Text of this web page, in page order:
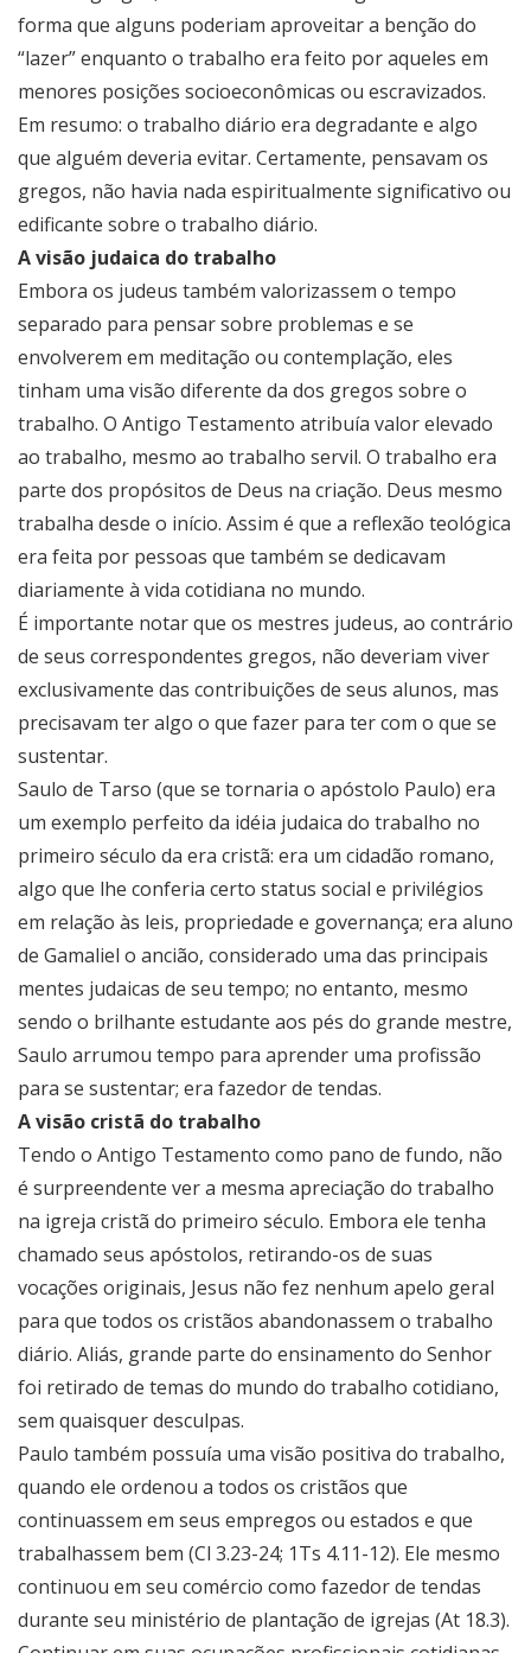
forma que alguns poderiam aproveitar a benção do
“lazer” enquanto o trabalho era feito por aqueles em
menores posições socioeconômicas ou escravizados.
Em resumo: o trabalho diário era degradante e algo
que alguém deveria evitar. Certamente, pensavam os
gregos, não havia nada espiritualmente significativo ou
edificante sobre o trabalho diário.
A visão judaica do trabalho
Embora os judeus também valorizassem o tempo
separado para pensar sobre problemas e se
envolverem em meditação ou contemplação, eles
tinham uma visão diferente da dos gregos sobre o
trabalho. O Antigo Testamento atribuía valor elevado
ao trabalho, mesmo ao trabalho servil. O trabalho era
parte dos propósitos de Deus na criação. Deus mesmo
trabalha desde o início. Assim é que a reflexão teológica
era feita por pessoas que também se dedicavam
diariamente à vida cotidiana no mundo.
É importante notar que os mestres judeus, ao contrário
de seus correspondentes gregos, não deveriam viver
exclusivamente das contribuições de seus alunos, mas
precisavam ter algo o que fazer para ter com o que se
sustentar.
Saulo de Tarso (que se tornaria o apóstolo Paulo) era
um exemplo perfeito da idéia judaica do trabalho no
primeiro século da era cristã: era um cidadão romano,
algo que lhe conferia certo status social e privilégios
em relação às leis, propriedade e governança; era aluno
de Gamaliel o ancião, considerado uma das principais
mentes judaicas de seu tempo; no entanto, mesmo
sendo o brilhante estudante aos pés do grande mestre,
Saulo arrumou tempo para aprender uma profissão
para se sustentar; era fazedor de tendas.
A visão cristã do trabalho
Tendo o Antigo Testamento como pano de fundo, não
é surpreendente ver a mesma apreciação do trabalho
na igreja cristã do primeiro século. Embora ele tenha
chamado seus apóstolos, retirando-os de suas
vocações originais, Jesus não fez nenhum apelo geral
para que todos os cristãos abandonassem o trabalho
diário. Aliás, grande parte do ensinamento do Senhor
foi retirado de temas do mundo do trabalho cotidiano,
sem quaisquer desculpas.
Paulo também possuía uma visão positiva do trabalho,
quando ele ordenou a todos os cristãos que
continuassem em seus empregos ou estados e que
trabalhassem bem (Cl 3.23-24; 1Ts 4.11-12). Ele mesmo
continuou em seu comércio como fazedor de tendas
durante seu ministério de plantação de igrejas (At 18.3).